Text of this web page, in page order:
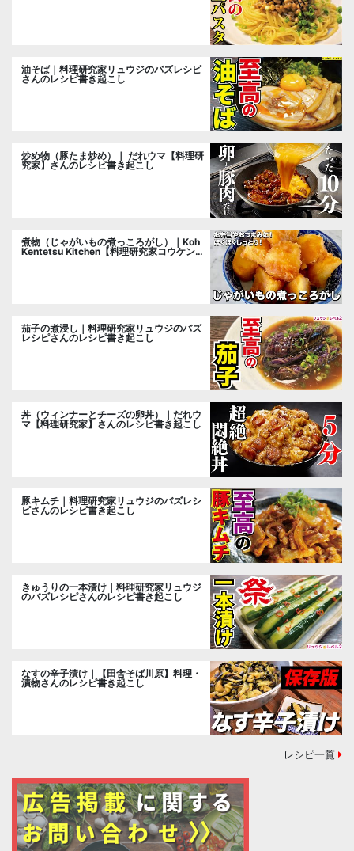
油そば｜料理研究家リュウジのバズレシピ
さんのレシピ書き起こし
炒め物（豚たま炒め）｜ だれウマ【料理研
究家】さんのレシピ書き起こし
煮物（じゃがいもの煮っころがし）｜Koh
Kentetsu Kitchen【料理研究家コウケンテ
茄子の煮浸し｜料理研究家リュウジのバズ
レシピさんのレシピ書き起こし
丼（ウィンナーとチーズの卵丼）｜だれウ
マ【料理研究家】さんのレシピ書き起こし
豚キムチ｜料理研究家リュウジのバズレシ
ピさんのレシピ書き起こし
きゅうりの一本漬け｜料理研究家リュウジ
のバズレシピさんのレシピ書き起こし
なすの辛子漬け｜【田舎そば川原】料理・
漬物さんのレシピ書き起こし
レシピ一覧